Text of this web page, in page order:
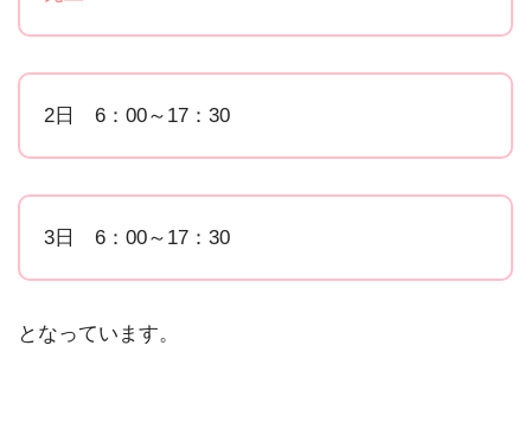
2日 6：00～17：30
3日 6：00～17：30
となっています。